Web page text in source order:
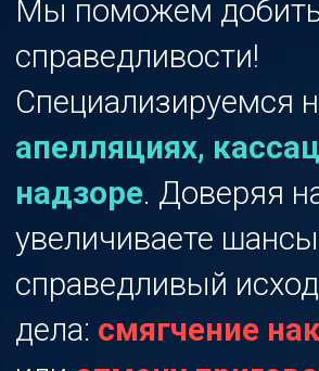
надзоре. Доверяя нам, вы
увеличиваете шансы на
справедливый исход вашего
дела:смягчение наказания
илиотмену приговора.
Бесплатный анализ
перспективы дела
Заполните 3 поля. Адвокат
изучит вводные, оценит риски и
предложит стратегию защиты.
Конфиденциально.